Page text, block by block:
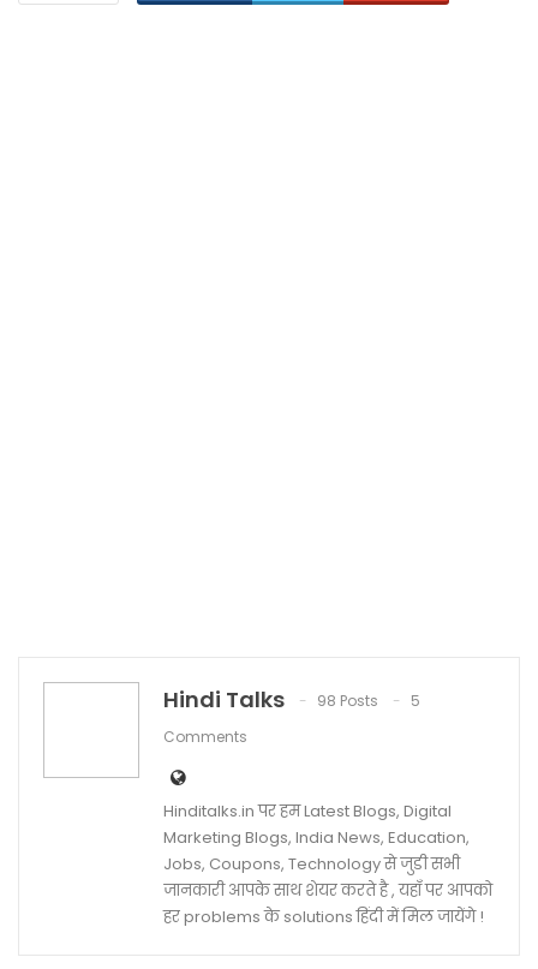
Hindi Talks 98 Posts
5
Comments
Hinditalks.in पर हम Latest Blogs, Digital
Marketing Blogs, India News, Education,
Jobs, Coupons, Technology से जुडी सभी
जानकारी आपके साथ शेयर करते है , यहाँ पर आपको
हर problems के solutions हिंदी में मिल जायेंगे !